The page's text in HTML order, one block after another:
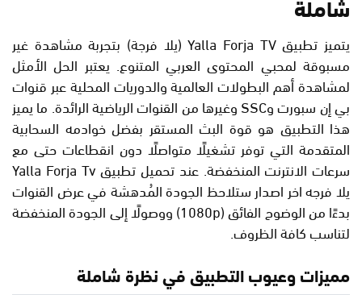
يتميز تطبيق Yalla Forja TV (يلا فرجة) بتجربة مشاهدة غير
مسبوقة لمحبي المحتوى العربي المتنوع. يعتبر الحل الأمثل
لمشاهدة أهم البطولات العالمية والدوريات المحلية عبر قنوات
بي إن سبورت وSSC وغيرها من القنوات الرياضية الرائدة. ما يميز
هذا التطبيق هو قوة البث المستقر بفضل خوادمه السحابية
المتقدمة التي توفر تشغيلًا متواصلًا دون انقطاعات حتى مع
سرعات الانترنت المنخفضة. عند تحميل تطبيق Yalla Forja Tv
يلا فرجه اخر اصدار ستلاحظ الجودة المُدهشة في عرض القنوات
بدءًا من الوضوح الفائق (1080p) ووصولًا إلى الجودة المنخفضة
لتناسب كافة الظروف.
مميزات وعيوب التطبيق في نظرة شاملة